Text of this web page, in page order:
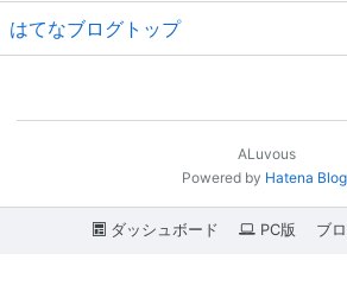
はてなブログトップ
ALuvous
Powered by Hatena Blog
ダッシュボード PC版 ブ